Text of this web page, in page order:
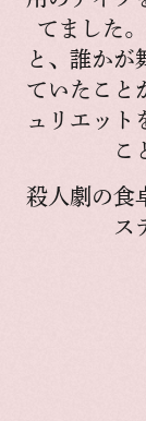
てました
と、誰かが
ていたこと
ュリエット
こ
殺人劇の食
ス